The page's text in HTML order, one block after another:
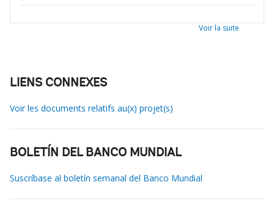
Voir la suite
LIENS CONNEXES
Voir les documents relatifs au(x) projet(s)
BOLETÍN DEL BANCO MUNDIAL
Suscríbase al boletín semanal del Banco Mundial